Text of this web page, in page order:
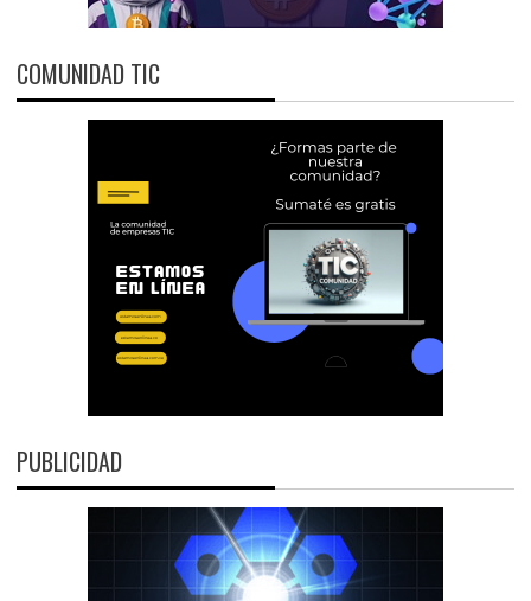
COMUNIDAD TIC
PUBLICIDAD